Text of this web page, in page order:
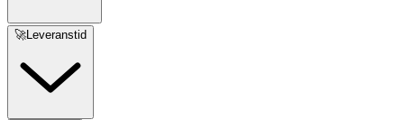
🚀Leveranstid